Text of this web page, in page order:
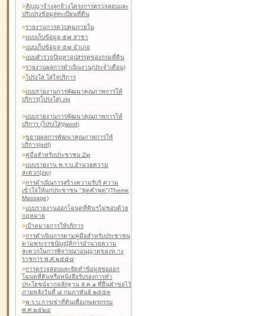
>สัญญาจ้างลูกจ้างโครงการตรวจสอบและ
ปรับปรุงข้อมูลทะเบียนที่ดิน
>รายงานการควบคุมภายใน
>แบบเก็บข้อมูล ๕๗ สาขา
>แบบเก็บข้อมูล ๕๗ อำเภอ
>แบบสำรวจปัญหาอุปสรรคของกรมที่ดิน
>รายงานผลการดำเนินงาน(ประจำเดือน)
>โปร่งใส ใส่ใจบริการ
>แบบรายงานการพัฒนาคุณภาพการให้
บริการ(โปร่งใส).zip
>แบบรายงานการพัฒนาคุณภาพการให้
บริการ (โปร่งใส)(word)
>ขยายผลการพัฒนาคุณภาพการให้
บริการ(pdf)
>คู่มือสำหรับประชาชน Zip
>แบบรายงาน พ.ร.บ.อำนวยความ
สะดวก(zip)
>การดำเนินการสร้างความรับรู้ ความ
เข้าใจให้แก่ประชาชน "ชุดคำพูด"(Theme
Massage)
>แบบรายงานออกโฉนดที่ดินฯไม่ชอบด้วย
กฎหมาย
>เป้าหมายการให้บริการ
>การดำเนินการตามคู่มือสำหรับประชาชน
ตามพระราชบัญญัติการอำนวยความ
สะดวกในการพิจารณาอนุญาตของท าง
ราชการ พ.ศ.๒๕๕๘
>การตรวจสอบและจัดทำข้อมูลขอออก
โฉนดที่ดินหรือหนังสือรับรองการทำ
ประโยชน์จากหลักฐาน ส.ค.๑ ที่ยื่นคำขอไว้
ภายหลังวันที่ ๘ กุมภาพันธ์ ๒๕๕๓
>พ.ร.บ.การเช่าที่ดินเพื่อเกษตรกรรม
พ.ศ.๒๕๒๔